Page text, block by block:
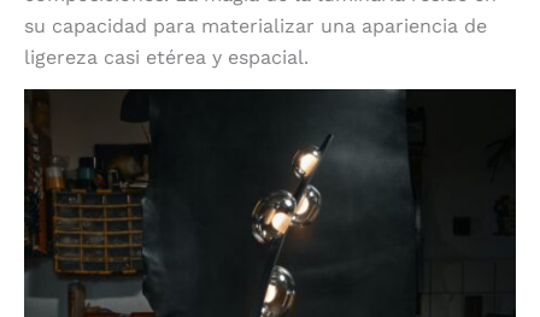
su capacidad para materializar una apariencia de
ligereza casi etérea y espacial.